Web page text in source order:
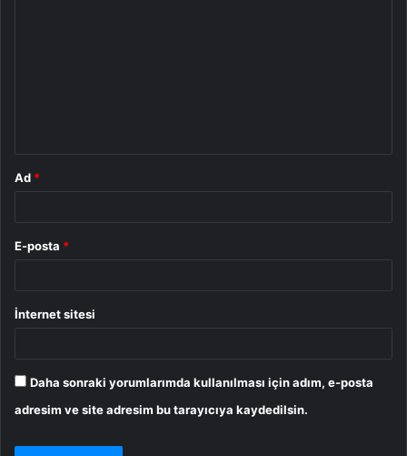
Ad *
E-posta *
İnternet sitesi
Daha sonraki yorumlarımda kullanılması için adım, e-posta
adresim ve site adresim bu tarayıcıya kaydedilsin.